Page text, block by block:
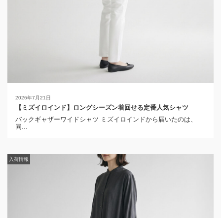
2026年7月21日
【ミズイロインド】ロングシーズン着回せる定番人気シャツ
バックギャザーワイドシャツ ミズイロインドから届いたのは、
同...
入荷情報